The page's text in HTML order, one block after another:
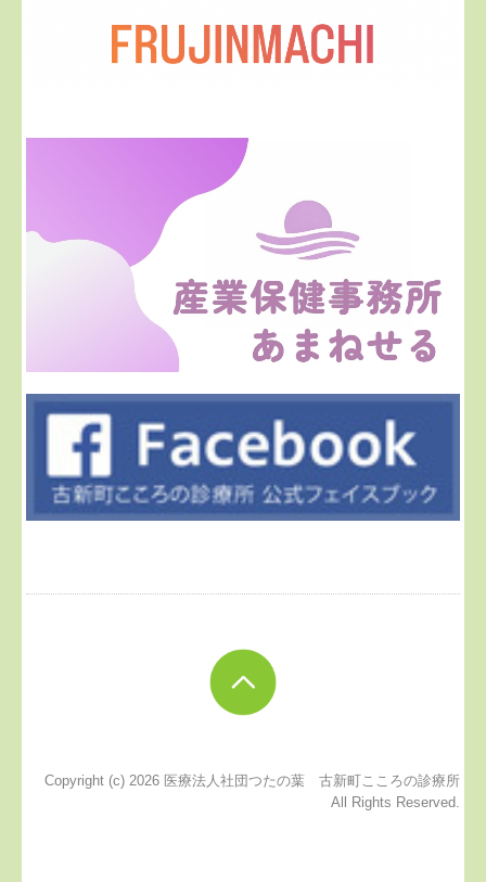
Copyright (c) 2026 医療法人社団つたの葉 古新町こころの診療所
All Rights Reserved.